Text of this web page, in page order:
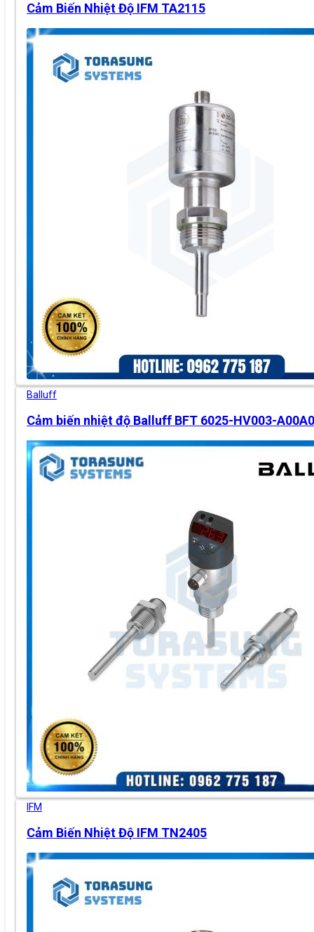
Cảm Biến Nhiệt Độ IFM TA2115
Balluff
Cảm biến nhiệt độ Balluff BFT 6025-HV003-
IFM
Cảm Biến Nhiệt Độ IFM TN2405